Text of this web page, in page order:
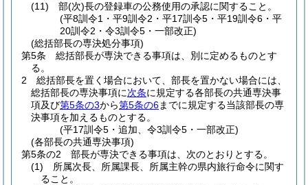
(11)
部(次)長の登録車の公務使用の承認に関すること。
(平8訓令1・平9訓令2・平17訓令5・平19訓令6・平
20訓令2・令3訓令5・一部改正)
(総括部長の専決処分事項)
第5条
総括部長が専決できる事項は、別に定めるものとす
る。
2
総括部長を置く場合において、部長を置かない場合には、
総括部長の専決事項に次条に規定する各部長の共通専決事
項及び第5条の3から第5条の6までに規定する当該部長の専
決事項を加えるものとする。
(平17訓令5・追加、令3訓令5・一部改正)
(各部長の共通専決事項)
第5条の2
部長が専決できる事項は、次のとおりとする。
(1)
所属次長、所属課長、所属主幹の県内旅行命令に関す
ること。